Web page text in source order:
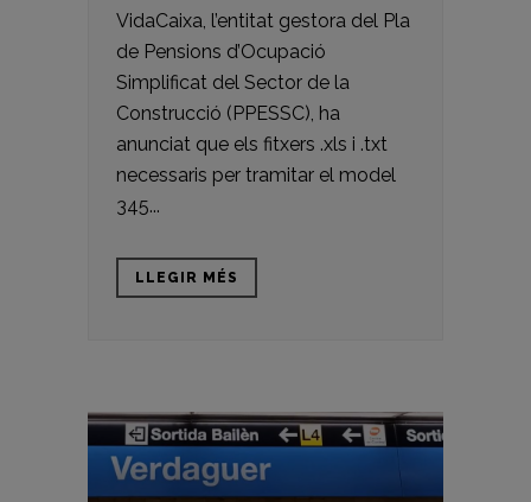
VidaCaixa, l’entitat gestora del Pla
de Pensions d’Ocupació
Simplificat del Sector de la
Construcció (PPESSC), ha
anunciat que els fitxers .xls i .txt
necessaris per tramitar el model
345...
LLEGIR MÉS